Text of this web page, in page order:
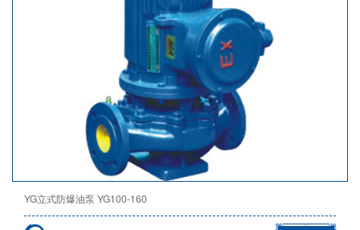
YG立式防爆油泵 YG100-160